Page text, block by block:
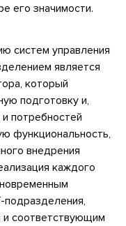
его значимости.
систем управления
является
который
подготовку и,
потребностей
функциональность,
внедрения
каждого
и соответствующим